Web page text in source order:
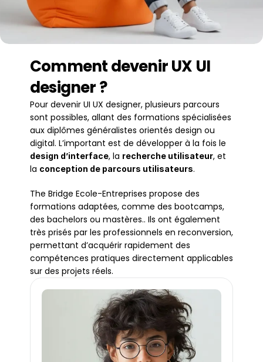
Comment devenir UX UI
designer ?
Pour devenir UI UX designer, plusieurs parcours
sont possibles, allant des formations spécialisées
aux diplômes généralistes orientés design ou
design d’interface, la recherche utilisateur, et
la conception de parcours utilisateurs.
The Bridge Ecole-Entreprises propose des
formations adaptées, comme des bootcamps,
des bachelors ou mastères.. Ils ont également
très prisés par les professionnels en reconversion,
permettant d’acquérir rapidement des
compétences pratiques directement applicables
sur des projets réels.